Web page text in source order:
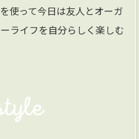
使って今日は友人とオーガ
ライフを自分らしく楽しむ